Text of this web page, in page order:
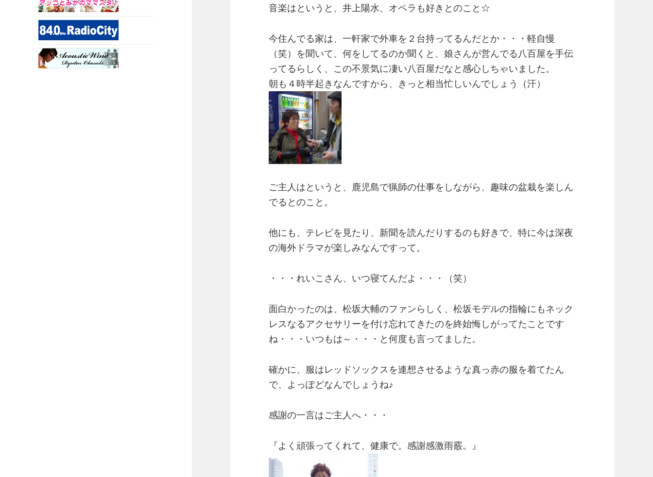
音楽はというと、井上陽水、オペラも好きとのこと☆
今住んでる家は、一軒家で外車を２台持ってるんだとか・・・軽自慢
（笑）を聞いて、何をしてるのか聞くと、娘さんが営んでる八百屋を手伝
ってるらしく、この不景気に凄い八百屋だなと感心しちゃいました。
朝も４時半起きなんですから、きっと相当忙しいんでしょう（汗）
ご主人はというと、鹿児島で猟師の仕事をしながら、趣味の盆栽を楽しん
でるとのこと。
他にも、テレビを見たり、新聞を読んだりするのも好きで、特に今は深夜
の海外ドラマが楽しみなんですって。
・・・れいこさん、いつ寝てんだよ・・・（笑）
面白かったのは、松坂大輔のファンらしく、松坂モデルの指輪にもネック
レスなるアクセサリーを付け忘れてきたのを終始悔しがってたことです
ね・・・いつもは～・・・と何度も言ってました。
確かに、服はレッドソックスを連想させるような真っ赤の服を着てたん
で、よっぽどなんでしょうね♪
感謝の一言はご主人へ・・・
『よく頑張ってくれて、健康で。感謝感激雨霰。』